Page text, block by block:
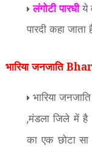
लंगोटी पारधीये
पारदी कहा जाता
भारिया जनजाति
भारिया
,मंडला जिले में है
का एक छोटा